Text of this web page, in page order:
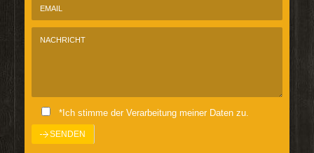
*Ich stimme der Verarbeitung meiner Daten zu.